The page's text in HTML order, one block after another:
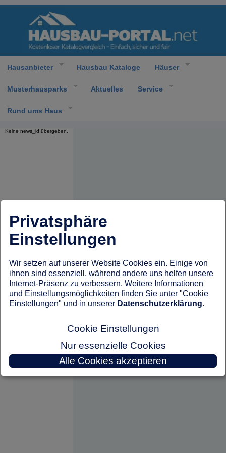
Hausanbieter Hausbau Kataloge Häuser
Musterhausparks Aktuelles Service
Rund ums Haus
Keine news_id übergeben.
Privatsphäre
Einstellungen
Wir setzen auf unserer Website Cookies ein. Einige von
ihnen sind essenziell, während andere uns helfen unsere
Internet-Präsenz zu verbessern. Weitere Informationen
und Einstellungsmöglichkeiten finden Sie unter "Cookie
Einstellungen" und in unserer Datenschutzerklärung.
Cookie Einstellungen
Nur essenzielle Cookies
Alle Cookies akzeptieren